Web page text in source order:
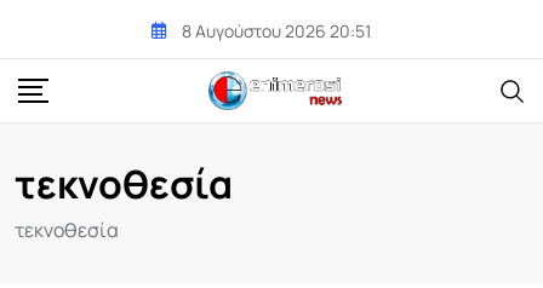
content
8 Αυγούστου 2026 20:51
τεκνοθεσία
τεκνοθεσία